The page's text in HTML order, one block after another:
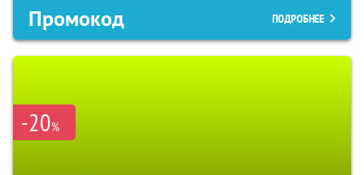
Промокод ПОДРОБНЕЕ
-20%